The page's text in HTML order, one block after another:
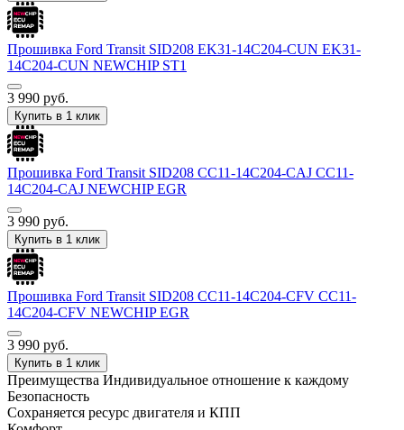
Прошивка Ford Transit SID208 EK31-14C204-CUN EK31-
14C204-CUN NEWCHIP ST1
3 990 руб.
Купить в 1 клик
Прошивка Ford Transit SID208 CC11-14C204-CAJ CC11-
14C204-CAJ NEWCHIP EGR
3 990 руб.
Купить в 1 клик
Прошивка Ford Transit SID208 CC11-14C204-CFV CC11-
14C204-CFV NEWCHIP EGR
3 990 руб.
Купить в 1 клик
Преимущества Индивидуальное отношение к каждому
Безопасность
Сохраняется ресурс двигателя и КПП